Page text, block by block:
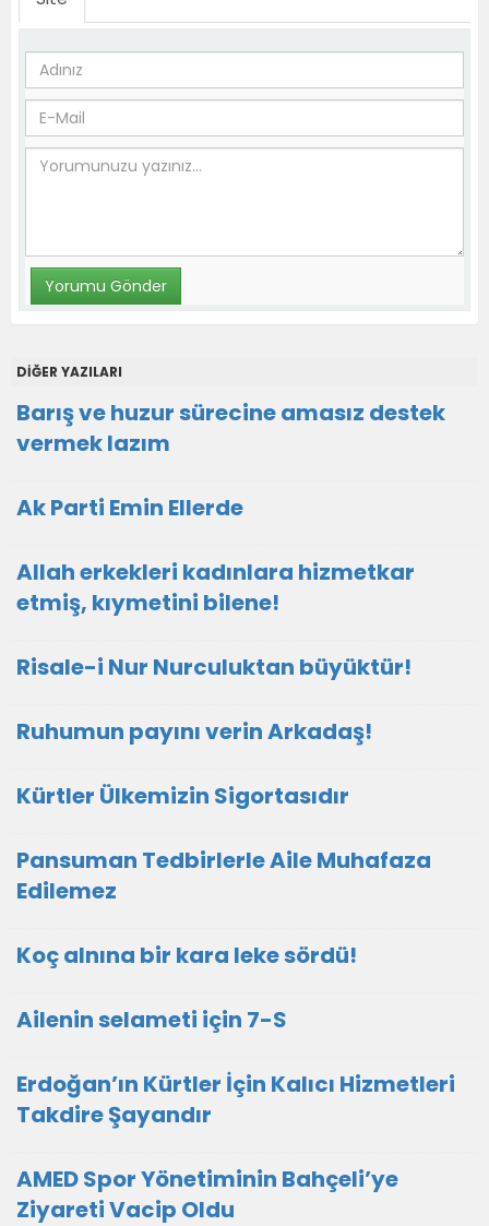
DİĞER YAZILARI
Barış ve huzur sürecine amasız destek
vermek lazım
Ak Parti Emin Ellerde
Allah erkekleri kadınlara hizmetkar
etmiş, kıymetini bilene!
Risale-i Nur Nurculuktan büyüktür!
Ruhumun payını verin Arkadaş!
Kürtler Ülkemizin Sigortasıdır
Pansuman Tedbirlerle Aile Muhafaza
Edilemez
Koç alnına bir kara leke sördü!
Ailenin selameti için 7-S
Erdoğan’ın Kürtler İçin Kalıcı Hizmetleri
Takdire Şayandır
AMED Spor Yönetiminin Bahçeli’ye
Ziyareti Vacip Oldu